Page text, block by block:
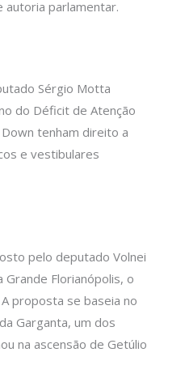
parlamentar.
Sérgio Motta
do Déficit de Atenção
tenham direito a
e vestibulares
pelo deputado Volnei
Florianópolis, o
proposta se baseia no
Garganta, um dos
na ascensão de Getúlio